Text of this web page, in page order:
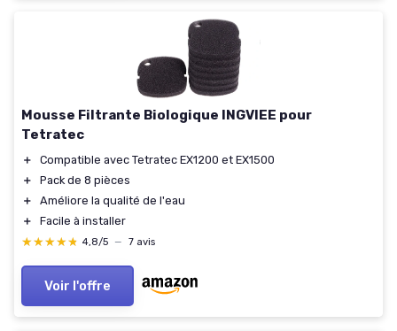
Mousse Filtrante Biologique INGVIEE pour
Tetratec
＋
Compatible avec Tetratec EX1200 et EX1500
＋
Pack de 8 pièces
＋
Améliore la qualité de l'eau
＋
Facile à installer
★★★★★
★★★★★ 4,8/5 — 7 avis
Voir l'offre